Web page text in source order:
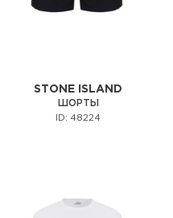
STONE ISLAND
ШОРТЫ
ID: 48224